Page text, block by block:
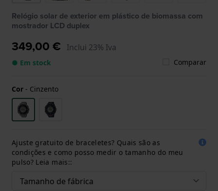
Relógio solar de exterior em plástico de biomassa com
mostrador LCD duplex
349,00 € Inclui 23% Iva
● Em stock Comparar
Cor - Cinzento
Ajuste gratuito de braceletes? Quais são as
condições e como posso medir o tamanho do meu
pulso? Leia mais::